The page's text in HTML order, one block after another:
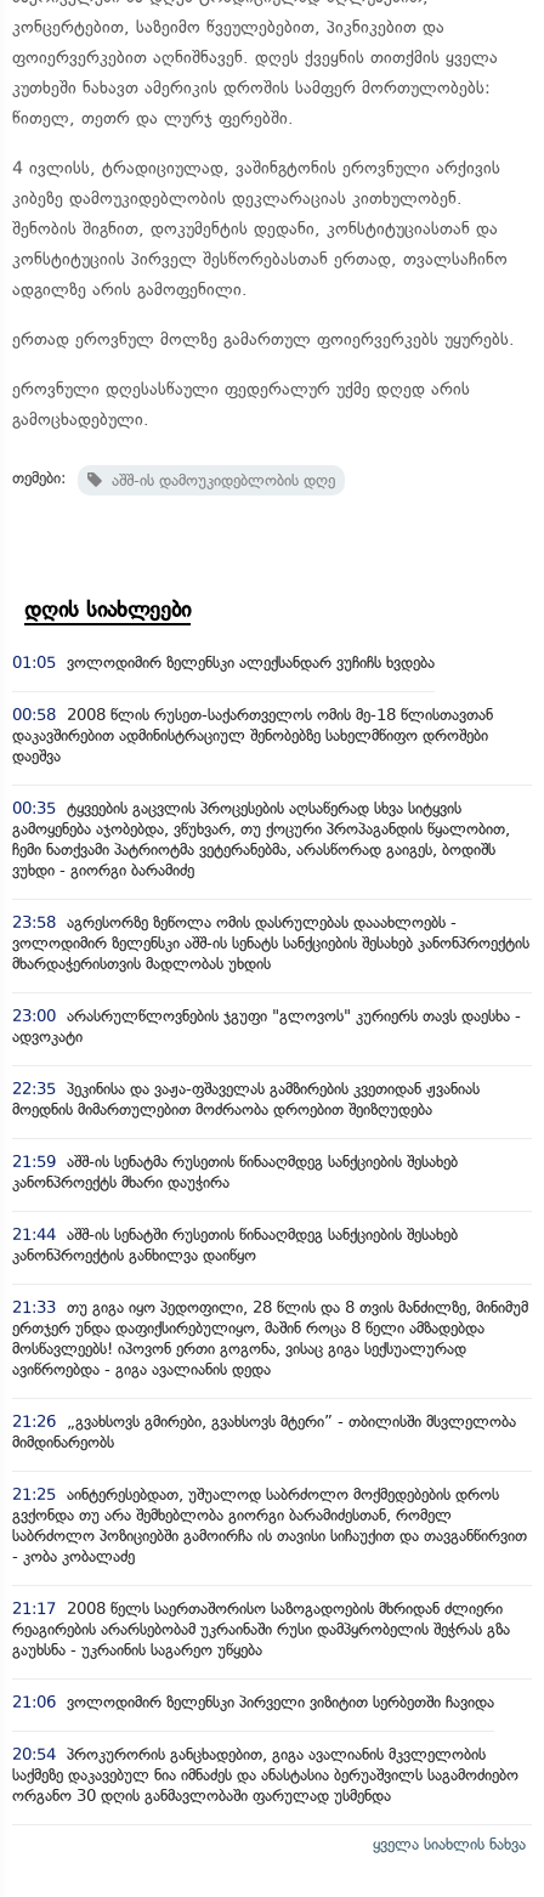
კონცერტებით, საზეიმო წვეულებებით, პიკნიკებით და
ფოიერვერკებით აღნიშნავენ. დღეს ქვეყნის თითქმის ყველა
კუთხეში ნახავთ ამერიკის დროშის სამფერ მორთულობებს:
წითელ, თეთრ და ლურჯ ფერებში.
4 ივლისს, ტრადიციულად, ვაშინგტონის ეროვნული არქივის
კიბეზე დამოუკიდებლობის დეკლარაციას კითხულობენ.
შენობის შიგნით, დოკუმენტის დედანი, კონსტიტუციასთან და
კონსტიტუციის პირველ შესწორებასთან ერთად, თვალსაჩინო
ადგილზე არის გამოფენილი.
ერთად ეროვნულ მოლზე გამართულ ფოიერვერკებს უყურებს.
ეროვნული დღესასწაული ფედერალურ უქმე დღედ არის
გამოცხადებული.
თემები: აშშ-ის დამოუკიდებლობის დღე
დღის სიახლეები
01:05 ვოლოდიმირ ზელენსკი ალექსანდარ ვუჩიჩს ხვდება
00:58
2008 წლის რუსეთ-საქართველოს ომის მე-18 წლისთავთან
დაკავშირებით ადმინისტრაციულ შენობებზე სახელმწიფო დროშები
დაეშვა
00:35 ტყვეების გაცვლის პროცესების აღსაწერად სხვა სიტყვის
გამოყენება აჯობებდა, ვწუხვარ, თუ ქოცური პროპაგანდის წყალობით,
ჩემი ნათქვამი პატრიოტმა ვეტერანებმა, არასწორად გაიგეს, ბოდიშს
ვუხდი - გიორგი ბარამიძე
23:58 აგრესორზე ზეწოლა ომის დასრულებას დააახლოებს -
ვოლოდიმირ ზელენსკი აშშ-ის სენატს სანქციების შესახებ კანონპროექტის
მხარდაჭერისთვის მადლობას უხდის
23:00 არასრულწლოვნების ჯგუფი "გლოვოს" კურიერს თავს დაესხა -
ადვოკატი
22:35 პეკინისა და ვაჟა-ფშაველას გამზირების კვეთიდან ჟვანიას
მოედნის მიმართულებით მოძრაობა დროებით შეიზღუდება
21:59 აშშ-ის სენატმა რუსეთის წინააღმდეგ სანქციების შესახებ
კანონპროექტს მხარი დაუჭირა
21:44 აშშ-ის სენატში რუსეთის წინააღმდეგ სანქციების შესახებ
კანონპროექტის განხილვა დაიწყო
21:33 თუ გიგა იყო პედოფილი, 28 წლის და 8 თვის მანძილზე, მინიმუმ
ერთჯერ უნდა დაფიქსირებულიყო, მაშინ როცა 8 წელი ამზადებდა
მოსწავლეებს! იპოვონ ერთი გოგონა, ვისაც გიგა სექსუალურად
ავიწროებდა - გიგა ავალიანის დედა
21:26
„გვახსოვს გმირები, გვახსოვს მტერი” - თბილისში მსვლელობა
მიმდინარეობს
21:25 აინტერესებდათ, უშუალოდ საბრძოლო მოქმედებების დროს
გვქონდა თუ არა შემხებლობა გიორგი ბარამიძესთან, რომელ
საბრძოლო პოზიციებში გამოირჩა ის თავისი სიჩაუქით და თავგანწირვით
- კობა კობალაძე
21:17
2008 წელს საერთაშორისო საზოგადოების მხრიდან ძლიერი
რეაგირების არარსებობამ უკრაინაში რუსი დამპყრობელის შეჭრას გზა
გაუხსნა - უკრაინის საგარეო უწყება
21:06 ვოლოდიმირ ზელენსკი პირველი ვიზიტით სერბეთში ჩავიდა
20:54 პროკურორის განცხადებით, გიგა ავალიანის მკვლელობის
საქმეზე დაკავებულ ნია იმნაძეს და ანასტასია ბერუაშვილს საგამოძიებო
ორგანო 30 დღის განმავლობაში ფარულად უსმენდა
ყველა სიახლის ნახვა